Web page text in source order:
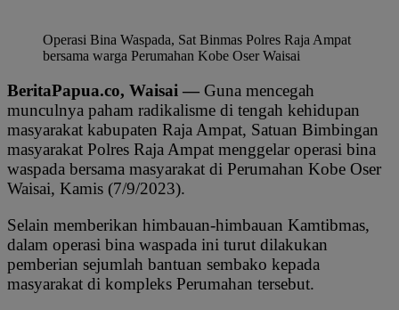
Operasi Bina Waspada, Sat Binmas Polres Raja Ampat
bersama warga Perumahan Kobe Oser Waisai
BeritaPapua.co, Waisai — Guna mencegah
munculnya paham radikalisme di tengah kehidupan
masyarakat kabupaten Raja Ampat, Satuan Bimbingan
masyarakat Polres Raja Ampat menggelar operasi bina
waspada bersama masyarakat di Perumahan Kobe Oser
Waisai, Kamis (7/9/2023).
Selain memberikan himbauan-himbauan Kamtibmas,
dalam operasi bina waspada ini turut dilakukan
pemberian sejumlah bantuan sembako kepada
masyarakat di kompleks Perumahan tersebut.